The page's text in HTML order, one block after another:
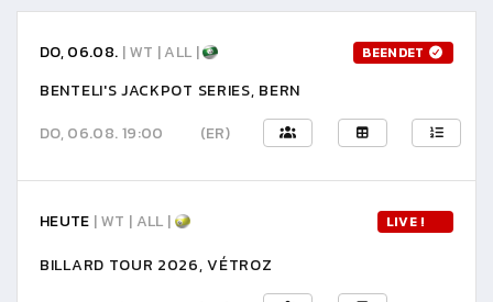
DO, 06.08. | WT | ALL | BEENDET
BENTELI'S JACKPOT SERIES, BERN
DO, 06.08. 19:00
(ER)
HEUTE | WT | ALL | LIVE !
BILLARD TOUR 2026, VÉTROZ